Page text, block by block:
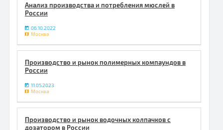
Анализ производства и потребления мюслей в
России
06.10.2022
Москва
Производство и рынок полимерных компаундов в
России
11.05.2023
Москва
Производство и рынок водочных колпачков с
дозатором в России